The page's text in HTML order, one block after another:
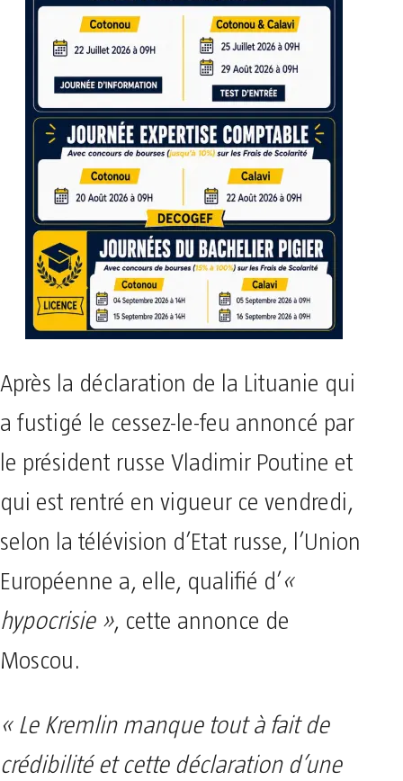
Après la déclaration de la Lituanie qui
a fustigé le cessez-le-feu annoncé par
le président russe Vladimir Poutine et
qui est rentré en vigueur ce vendredi,
selon la télévision d’Etat russe, l’Union
Européenne a, elle, qualifié d’«
hypocrisie », cette annonce de
Moscou.
« Le Kremlin manque tout à fait de
crédibilité et cette déclaration d’une